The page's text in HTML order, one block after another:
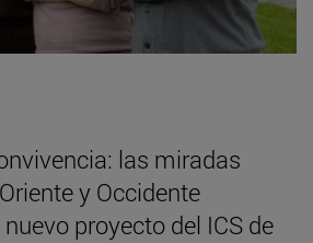
las miradas
y Occidente
proyecto del ICS de